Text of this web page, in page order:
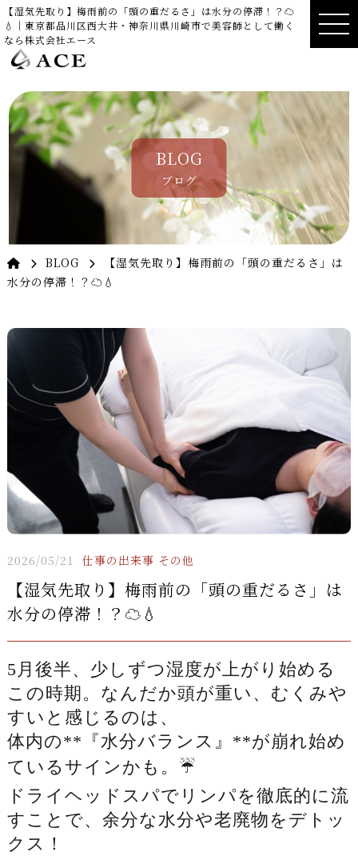
【湿気先取り】梅雨前の「頭の重だるさ」は水分の停滞！？☁️
💧｜東京都品川区西大井・神奈川県川崎市で美容師として働く
なら株式会社エース
BLOG
ブログ
BLOG
【湿気先取り】梅雨前の「頭の重だるさ」は
水分の停滞！？☁️💧
2026/05/21 仕事の出来事 その他
【湿気先取り】梅雨前の「頭の重だるさ」は
水分の停滞！？☁️💧
5月後半、少しずつ湿度が上がり始める
この時期。なんだか頭が重い、むくみや
すいと感じるのは、
体内の**『水分バランス』**が崩れ始め
ているサインかも。☔️
ドライヘッドスパでリンパを徹底的に流
すことで、余分な水分や老廃物をデトッ
クス！